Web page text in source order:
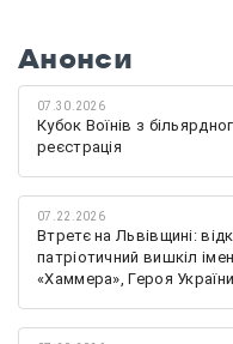
Анонси
07.30.2026
Кубок Воїнів з
реєстрація
07.22.2026
Втретє на Львівщині:
патріотичний вишкіл
«Хаммера», Героя України